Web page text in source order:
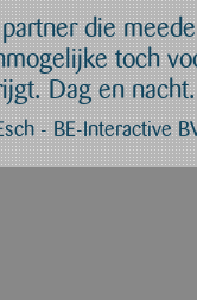
die
toch
Dag en
- BE-Interactive